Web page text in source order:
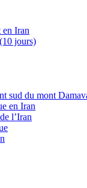
en Iran
jours)
sud du mont
en Iran
l’Iran